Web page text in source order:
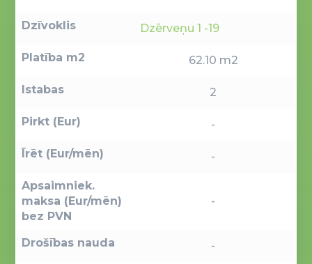
Dzīvoklis Dzērveņu 1 -19
Platība m2 62.10 m2
Istabas 2
Pirkt (Eur) -
Īrēt (Eur/mēn) -
Apsaimniek.
maksa (Eur/mēn)
bez PVN
-
Drošības nauda -